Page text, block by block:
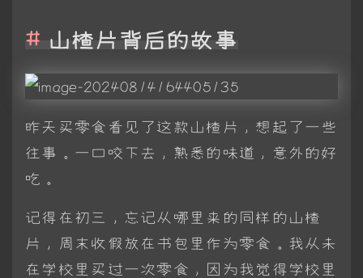
山楂片背后的故事
昨天买零食看见了这款山楂片，想起了一些
往事。一口咬下去，熟悉的味道，意外的好
吃。
记得在初三，忘记从哪里来的同样的山楂
片，周末收假放在书包里作为零食。我从未
在学校里买过一次零食，因为我觉得学校里